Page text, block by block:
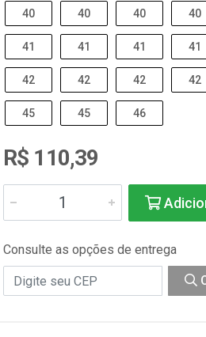
40 40 40 40
41 41 41 41
42 42 42 42
45 45 46
R$ 110,39
Consulte as opções de entrega